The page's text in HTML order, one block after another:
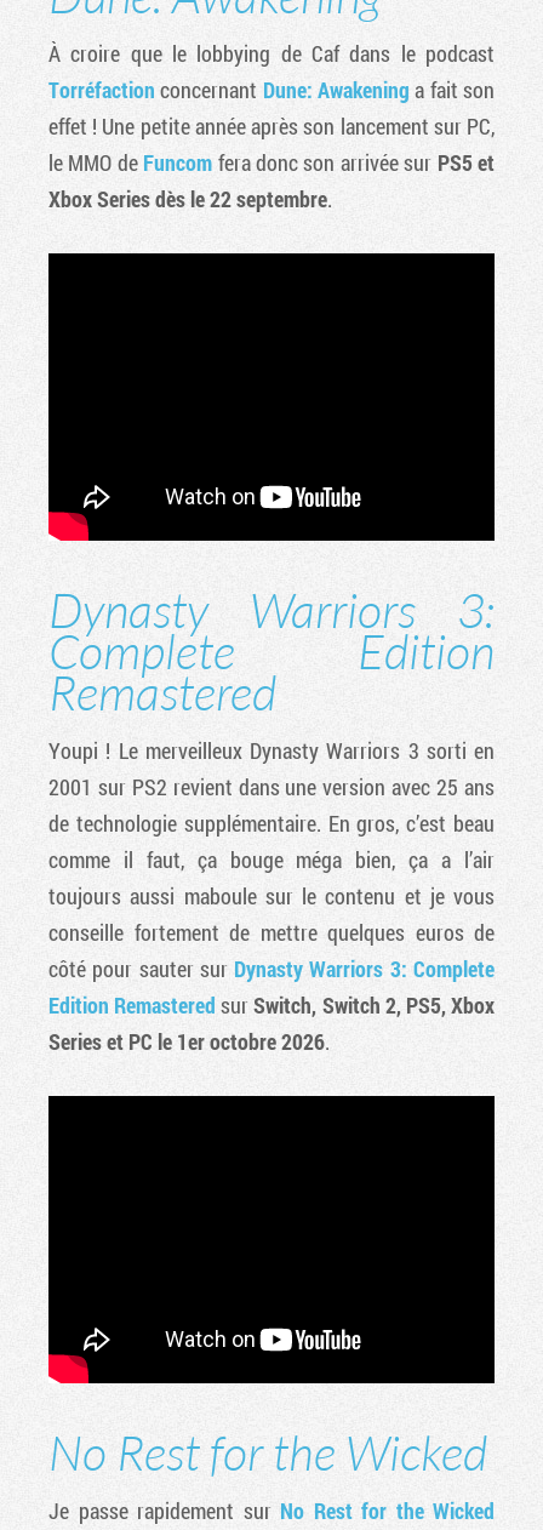
À croire que le lobbying de Caf dans le podcast
Torréfaction concernant Dune: Awakening a fait son
effet ! Une petite année après son lancement sur PC,
le MMO de Funcom fera donc son arrivée sur PS5 et
Xbox Series dès le 22 septembre.
Dynasty Warriors 3:
Complete Edition
Remastered
Youpi ! Le merveilleux Dynasty Warriors 3 sorti en
2001 sur PS2 revient dans une version avec 25 ans
de technologie supplémentaire. En gros, c’est beau
comme il faut, ça bouge méga bien, ça a l’air
toujours aussi maboule sur le contenu et je vous
conseille fortement de mettre quelques euros de
côté pour sauter sur Dynasty Warriors 3: Complete
Edition Remastered surSwitch, Switch 2, PS5, Xbox
Series et PC le 1er octobre 2026.
No Rest for the Wicked
Je passe rapidement sur No Rest for the Wicked